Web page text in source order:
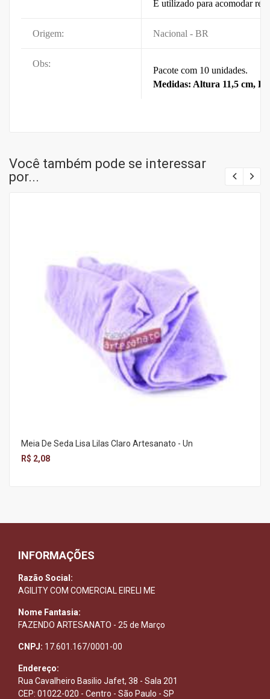
É utilizado para acomodar
Origem: Nacional - BR
Obs:
Pacote com 10 unidades.
Medidas: Altura 11,5 cm,
Você também pode se interessar
por...
Meia De Seda Lisa Lilas Claro Artesanato - Un
R$ 2,08
INFORMAÇÕES
Razão Social:
AGILITY COM COMERCIAL EIRELI ME
Nome Fantasia:
FAZENDO ARTESANATO - 25 de Março
CNPJ: 17.601.167/0001-00
Endereço:
Rua Cavalheiro Basilio Jafet, 38 - Sala 201
CEP: 01022-020 - Centro - São Paulo - SP